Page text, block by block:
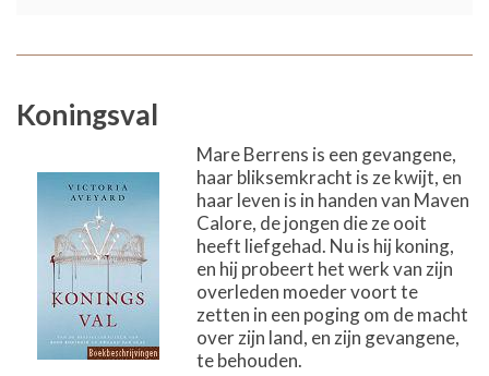
Koningsval
Mare Berrens is een gevangene,
haar bliksemkracht is ze kwijt, en
haar leven is in handen van Maven
Calore, de jongen die ze ooit
heeft liefgehad. Nu is hij koning,
en hij probeert het werk van zijn
overleden moeder voort te
zetten in een poging om de macht
over zijn land, en zijn gevangene,
te behouden.